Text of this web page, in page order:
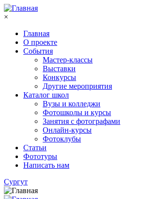
Перейти к основному содержанию
×
Главная
О проекте
События
Мастер-классы
Выставки
Конкурсы
Другие мероприятия
Каталог школ
Вузы и колледжи
Фотошколы и курсы
Занятия с фотографами
Онлайн-курсы
Фотоклубы
Статьи
Фототуры
Написать нам
Сургут